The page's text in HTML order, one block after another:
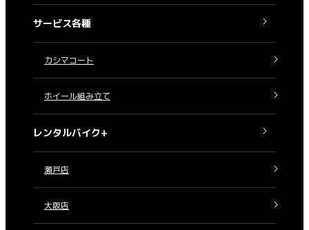
サービス各種
カシマコート
ホイール組み立て
レンタルバイク+
瀬戸店
大阪店